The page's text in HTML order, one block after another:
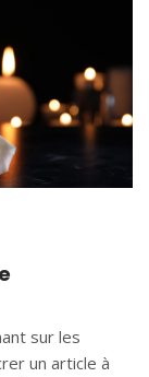
sur les
un article à